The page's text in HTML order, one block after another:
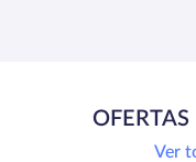
OFERTAS
Ver